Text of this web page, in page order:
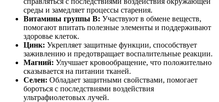
среды и замедляет процессы старения.
Витамины группы B: Участвуют в обмене веществ,
помогают впитать полезные элементы и поддерживают
здоровье клеток.
Цинк: Укрепляет защитные функции, способствует
заживлению и предотвращает воспалительные реакции.
Магний: Улучшает кровообращение, что положительно
сказывается на питании тканей.
Селен: Обладает защитными свойствами, помогает
бороться с последствиями воздействия
ультрафиолетовых лучей.